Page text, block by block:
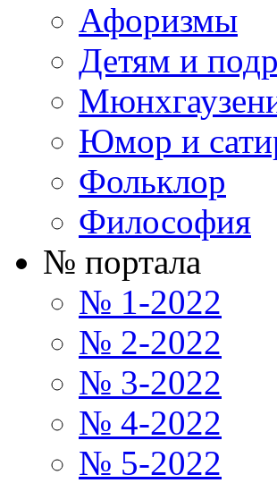
Афоризмы
Детям и
Юмор и
Фольклор
Философия
№ портала
№ 1-2022
№ 2-2022
№ 3-2022
№ 4-2022
№ 5-2022